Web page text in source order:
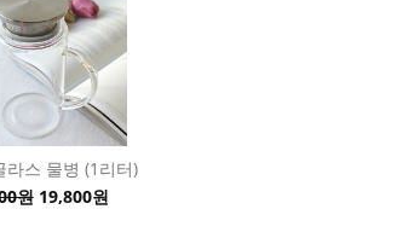
라스 물병 (1리터)
원 19,800원